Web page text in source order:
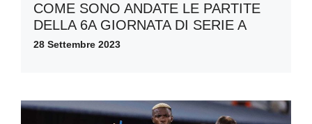
COME SONO ANDATE LE PARTITE
DELLA 6A GIORNATA DI SERIE A
28 Settembre 2023